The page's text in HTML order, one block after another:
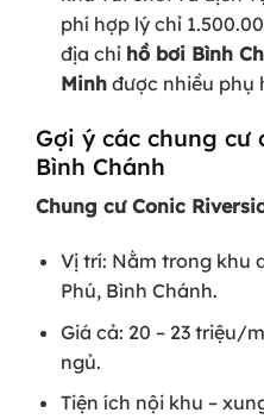
phí hợp lý chỉ
địa chỉ hồ bơi Bình
Minhđược nhiều phụ
Gợi ý các chung cư
Bình Chánh
Chung cư Conic
Vị trí: Nằm trong khu
Phú, Bình Chánh.
Giá cả: 20 – 23 triệu/
ngủ.
Tiện ích nội khu –